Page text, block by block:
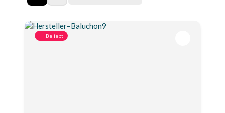
Beliebt